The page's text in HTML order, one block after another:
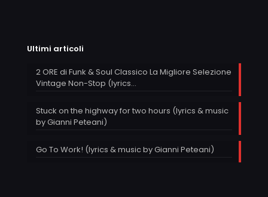
Ultimi articoli
2 ORE di Funk & Soul Classico La Migliore Selezione
Vintage Non-Stop (lyrics…
Stuck on the highway for two hours (lyrics & music
by Gianni Peteani)
Go To Work! (lyrics & music by Gianni Peteani)